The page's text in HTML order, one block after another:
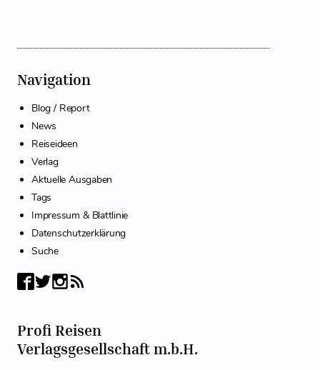
Navigation
Blog / Report
News
Reiseideen
Verlag
Aktuelle Ausgaben
Tags
Impressum & Blattlinie
Datenschutzerklärung
Suche
Profi Reisen
Verlagsgesellschaft m.b.H.